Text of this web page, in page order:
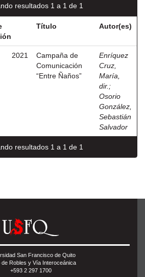
resultados 1 a 1 de 1
Título Autor(es)
2021
Campaña de
Comunicación
“Entre Ñaños”
Enríquez
Cruz,
María,
dir. ;
Osorio
González,
Sebastián
Salvador
resultados 1 a 1 de 1
San Francisco de Quito
de Robles y Vía Interoceánica
+593 2 297 1700